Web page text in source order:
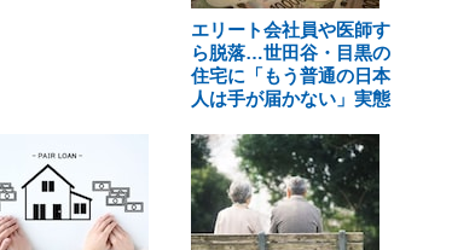
エリート会社員や医師す
ら脱落…世田谷・目黒の
住宅に「もう普通の日本
人は手が届かない」実態